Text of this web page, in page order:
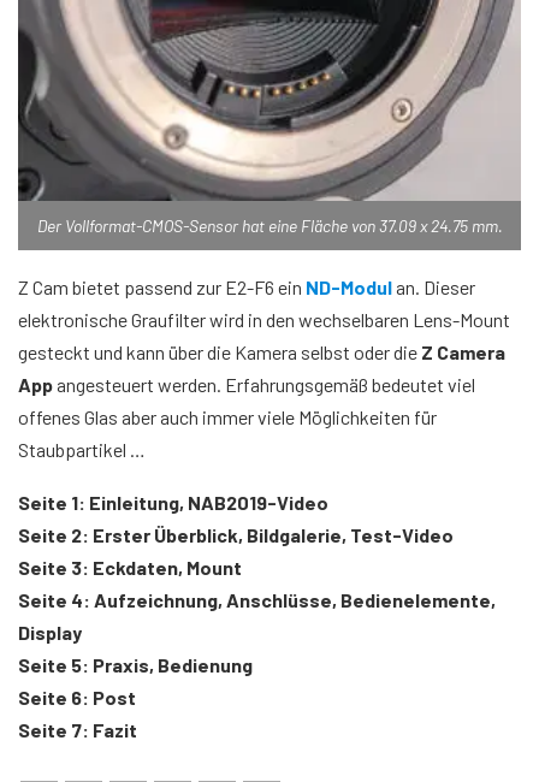
Der Vollformat-CMOS-Sensor hat eine Fläche von 37.09 x 24.75 mm.
Z Cam bietet passend zur E2-F6 ein ND-Modul an. Dieser
elektronische Graufilter wird in den wechselbaren Lens-Mount
gesteckt und kann über die Kamera selbst oder die Z Camera
App angesteuert werden. Erfahrungsgemäß bedeutet viel
offenes Glas aber auch immer viele Möglichkeiten für
Staubpartikel …
Seite 1: Einleitung, NAB2019-Video
Seite 2: Erster Überblick, Bildgalerie, Test-Video
Seite 3: Eckdaten, Mount
Seite 4: Aufzeichnung, Anschlüsse, Bedienelemente,
Display
Seite 5: Praxis, Bedienung
Seite 6: Post
Seite 7: Fazit